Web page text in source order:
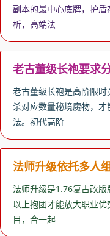
副本的最中心底牌，护
析，高端法
老古董级长袍要求
老古董级长袍是高阶限
杀对应数量秘境魔物，
法。初代高阶
法师升级依托多人
法师升级是1.76复古改
以上抱团才能放大职业
目，合一起